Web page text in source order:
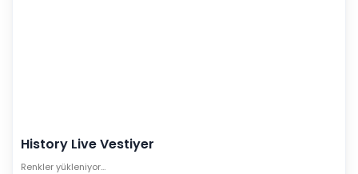
History Live Vestiyer
Renkler yükleniyor…